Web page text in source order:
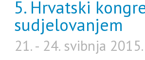
5. Hrvatski
sudjelovanjem
21. - 24. svibnja